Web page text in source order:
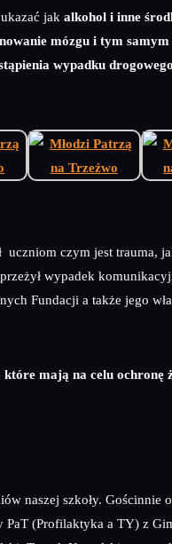
jak alkohol i inne
mózgu i tym
wypadku
uczniom czym jest trauma,
wypadek
Fundacji a także jego
które mają na celu ochronę
naszej szkoły. Gościnnie
PaT (Profilaktyka a TY) z